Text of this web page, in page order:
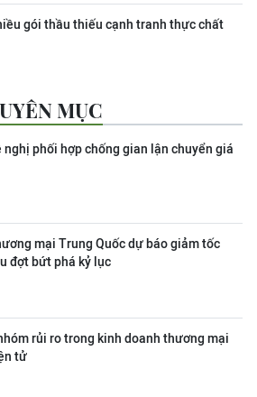
gói thầu thiếu cạnh tranh thực chất
MỤC
nghị phối hợp chống gian lận chuyển giá
mại Trung Quốc dự báo giảm tốc
đợt bứt phá kỷ lục
rủi ro trong kinh doanh thương mại
tử